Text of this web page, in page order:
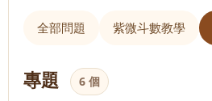
全部問題 紫微斗數教學
專題 6 個